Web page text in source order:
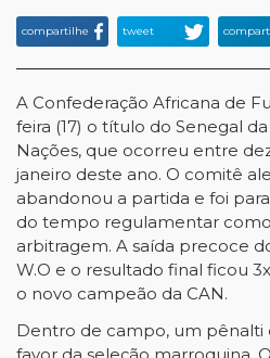
compartilhe tweet
A Confederação Africana de
feira (17) o título do Senegal
Nações, que ocorreu entre
janeiro deste ano. O comitê
abandonou a partida e foi
do tempo regulamentar
arbitragem. A saída precoce
W.O e o resultado final ficou
o novo campeão da CAN.
Dentro de campo, um pênalti